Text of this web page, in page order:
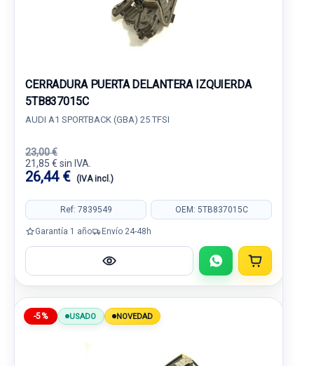
CERRADURA PUERTA DELANTERA IZQUIERDA
5TB837015C
AUDI A1 SPORTBACK (GBA) 25 TFSI
23,00 €
21,85 € sin IVA.
26,44 € (IVA incl.)
Ref: 7839549 OEM: 5TB837015C
Garantía 1 año Envío 24-48h
-5% USADO NOVEDAD